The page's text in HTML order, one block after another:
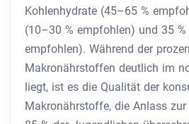
Kohlenhydrate (45–65 %
(10–30 % empfohlen) und 35
empfohlen). Während der
Makronährstoffen deutlich im
liegt, ist es die Qualität der
Makronährstoffe, die Anlass